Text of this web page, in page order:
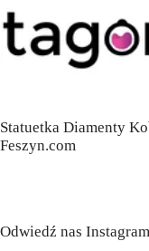
Statuetka Diamenty
Feszyn.com
Odwiedź nas Instagram